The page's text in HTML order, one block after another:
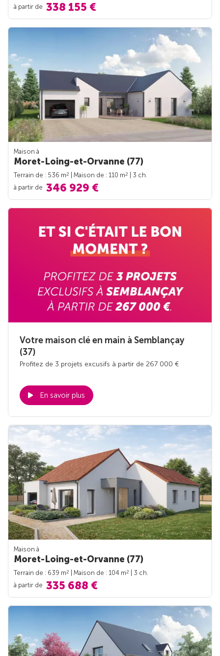
à partir de 338 155 €
Maison à
Moret-Loing-et-Orvanne (77)
Terrain de : 536 m2 | Maison de : 110 m2
| 3 ch.
à partir de 346 929 €
Votre maison clé en main à Semblançay
(37)
Profitez de 3 projets excusifs à partir de 267 000 €
En savoir plus
Maison à
Moret-Loing-et-Orvanne (77)
Terrain de : 639 m2 | Maison de : 104 m2
| 3 ch.
à partir de 335 688 €